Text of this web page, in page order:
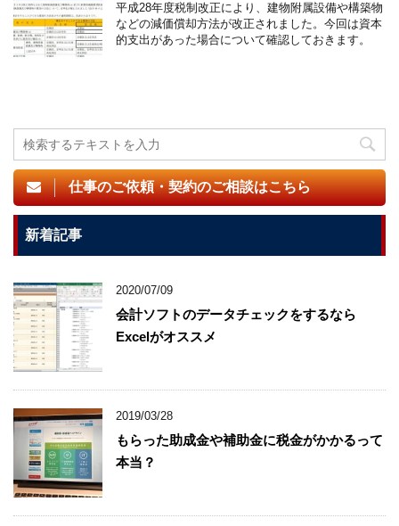
平成28年度税制改正により、建物附属設備や構築物
などの減価償却方法が改正されました。今回は資本
的支出があった場合について確認しておきます。
仕事のご依頼・契約のご相談はこちら
新着記事
2020/07/09
会計ソフトのデータチェックをするなら
Excelがオススメ
2019/03/28
もらった助成金や補助金に税金がかかるって
本当？